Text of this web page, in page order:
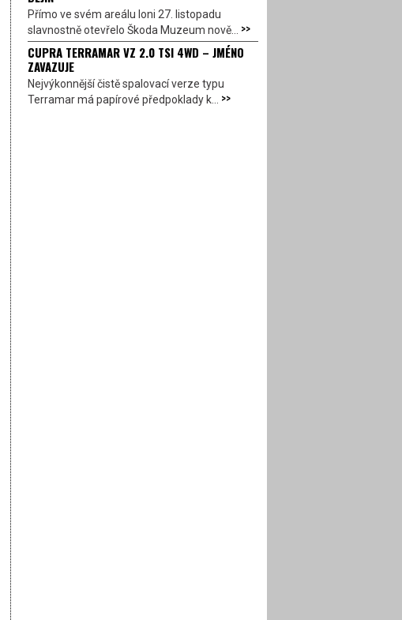
Přímo ve svém areálu loni 27. listopadu
slavnostně otevřelo Škoda Muzeum nově... >>
CUPRA TERRAMAR VZ 2.0 TSI 4WD – JMÉNO
ZAVAZUJE
Nejvýkonnější čistě spalovací verze typu
Terramar má papírové předpoklady k... >>